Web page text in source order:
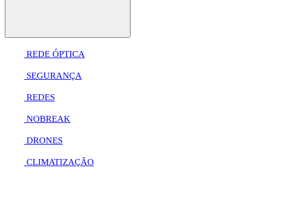
REDE ÓPTICA
SEGURANÇA
REDES
NOBREAK
DRONES
CLIMATIZAÇÃO